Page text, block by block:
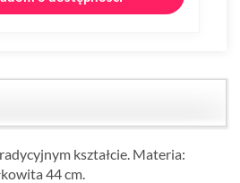
kształcie. Materia:
44 cm.